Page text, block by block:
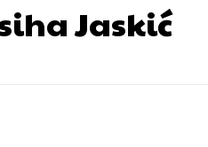
Jaskić